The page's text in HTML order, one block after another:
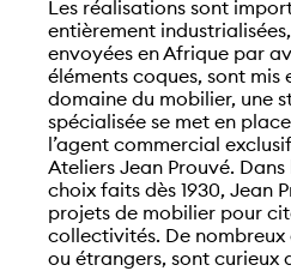
Les réalisations sont
entièrement
envoyées en Afrique par
éléments coques, sont
domaine du mobilier, une
spécialisée se met en
l’agent commercial
Ateliers Jean Prouvé.
choix faits dès 1930, Jean
projets de mobilier pour
collectivités. De
ou étrangers, sont curieux